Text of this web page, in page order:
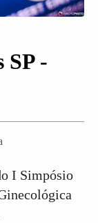
SP -
I Simpósio